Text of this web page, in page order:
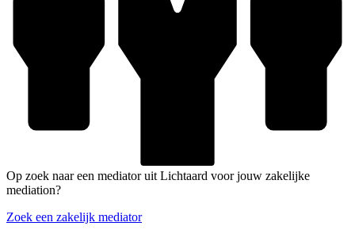
Op zoek naar een mediator uit Lichtaard voor jouw zakelijke
mediation?
Zoek een zakelijk mediator